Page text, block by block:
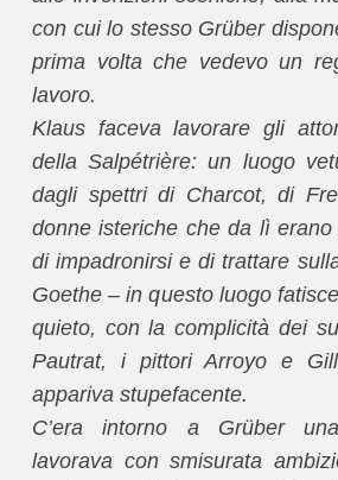
con cui lo stesso Grüber
prima volta che vedevo un
lavoro.
Klaus faceva lavorare gli
della Salpétrière: un luogo
dagli spettri di Charcot, di
donne isteriche che da lì
di impadronirsi e di trattare
Goethe – in questo luogo
quieto, con la complicità dei
Pautrat, i pittori Arroyo e
appariva stupefacente.
C’era intorno a Grüber
lavorava con smisurata